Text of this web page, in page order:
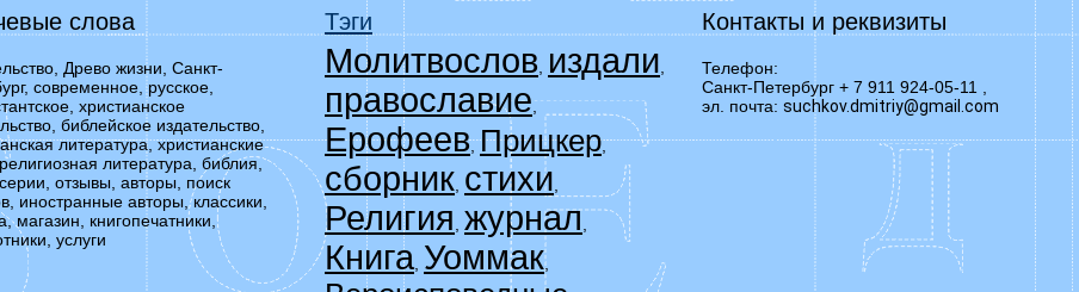
слова
Древо жизни, Санкт-
современное, русское,
христианское
библейское издательство,
литература, христианские
литература, библия,
отзывы, авторы, поиск
иностранные авторы, классики,
магазин, книгопечатники,
услуги
Тэги
Молитвослов издали
православие,
Ерофеев,Прицкер,
сборник стихи
Религия журнал
Книга, Уоммак,
Контакты и реквизиты
Телефон:
Санкт-Петербург + 7 911 924-05-11 ,
эл. почта: suchkov.dmitriy@gmail.com